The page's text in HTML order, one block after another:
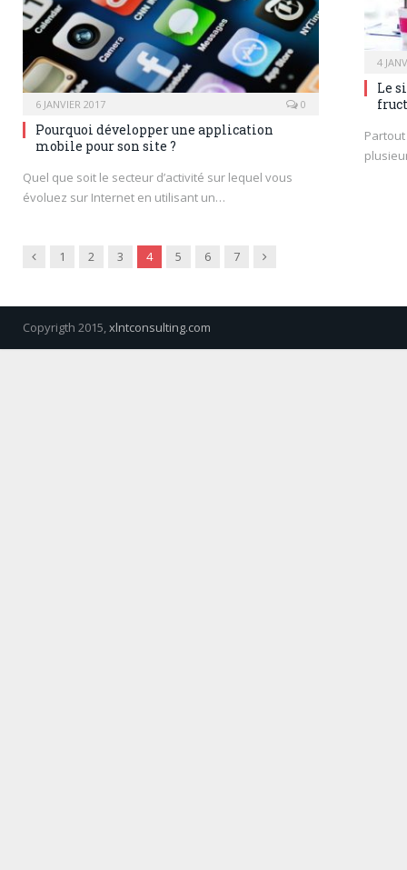
6 JANVIER 2017 0
Pourquoi développer une application
mobile pour son site ?
Quel que soit le secteur d’activité sur lequel vous
évoluez sur Internet en utilisant un…
4
Le
Previous
1 2 3 4 5 6 7 Next
Copyrigth 2015,xlntconsulting.com